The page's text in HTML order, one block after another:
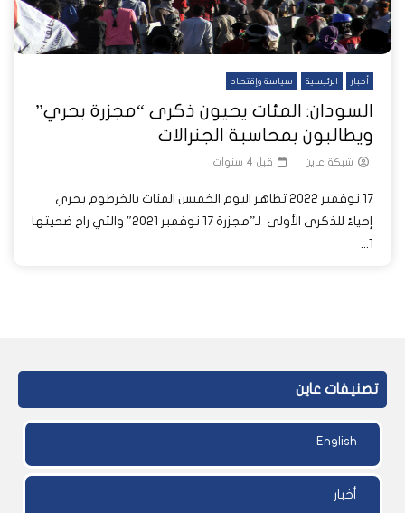
أخبار الرئيسية سياسة وإقتصاد
السودان: المئات يحيون ذكرى “مجزرة بحري”
ويطالبون بمحاسبة الجنرالات
شبكة عاين قبل 4 سنوات
17 نوفمبر 2022 تظاهر اليوم الخميس المئات بالخرطوم بحري
إحياءً للذكرى الأولى لـ”مجزرة 17 نوفمبر 2021″ والتي راح ضحيتها
1...
تصنيفات عاين
English
أخبار